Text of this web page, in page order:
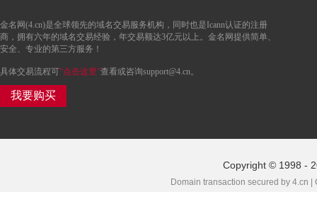
金名网(4.cn)是全球领先的域名交易服务机构，同时也是Icann认证的注册
商，拥有六年的域名交易经验，年交易额达3亿元以上。金名网提供简单、
安全、专业的第三方服务！
具体交易流程可“点击这里”查看或咨询support@4.cn。
我要购买
Copyright © 1998 -
Domain transaction secured by 4.cn